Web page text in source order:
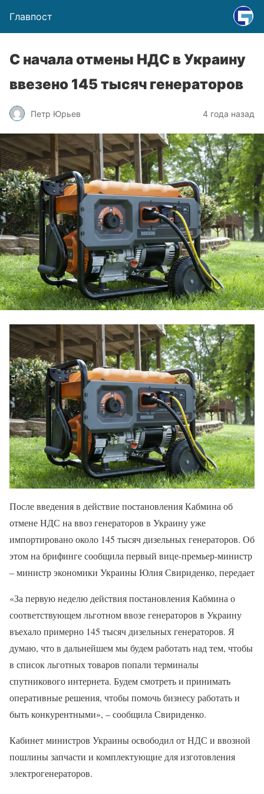
Главпост
С начала отмены НДС в Украину
ввезено 145 тысяч генераторов
Петр Юрьев 4 года назад
После введения в действие постановления Кабмина об
отмене НДС на ввоз генераторов в Украину уже
импортировано около 145 тысяч дизельных генераторов. Об
этом на брифинге сообщила первый вице-премьер-министр
– министр экономики Украины Юлия Свириденко, передает
«За первую неделю действия постановления Кабмина о
соответствующем льготном ввозе генераторов в Украину
въехало примерно 145 тысяч дизельных генераторов. Я
думаю, что в дальнейшем мы будем работать над тем, чтобы
в список льготных товаров попали терминалы
спутникового интернета. Будем смотреть и принимать
оперативные решения, чтобы помочь бизнесу работать и
быть конкурентными», – сообщила Свириденко.
Кабинет министров Украины освободил от НДС и ввозной
пошлины запчасти и комплектующие для изготовления
электрогенераторов.